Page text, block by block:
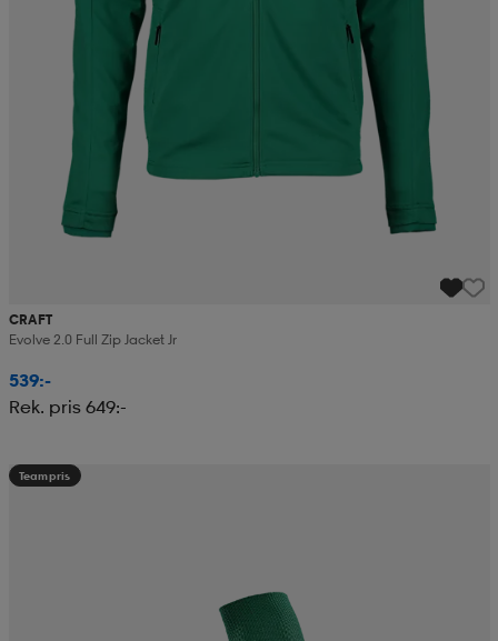
CRAFT
Evolve 2.0 Full Zip Jacket Jr
539:-
Rek. pris 649:-
Teampris